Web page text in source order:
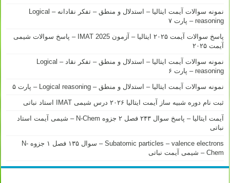
نمونه سوالات آیمت ایتالیا – استدلال و منطق – تفکر نقادانه – Logical
reasoning – پارت ۷
پاسخ سوالات آیمت ۲۰۲۵ ایتالیا – آزمون IMAT 2025 – پاسخ سوالات شیمی
آیمت ۲۰۲۵
نمونه سوالات آیمت ایتالیا – استدلال و منطق – تفکر نقاد – Logical
reasoning – پارت ۶
نمونه سوالات آیمت ایتالیا – استدلال و منطق – Logical reasoning – پارت ۵
ثبت نام دوره شبیه ساز آیمت ایتالیا ۲۰۲۶ درس شیمی IMAT استاد نباتی
آیمت ایتالیا – پاسخ سوال ۲۴۳ فصل ۲ جزوه N-Chem – شیمی آیمت استاد
نباتی
Subatomic particles – valence electrons – سوال ۱۳۵ فصل ۱ جزوه N-
Chem – شیمی آیمت نباتی